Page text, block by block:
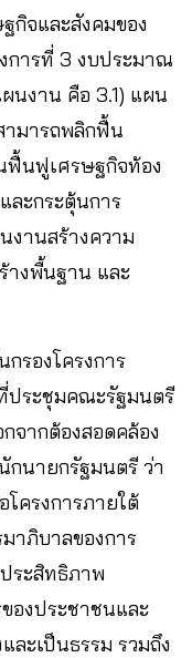
กิจและสังคมของ
การที่ 3 งบประมาณ
นงาน คือ 3.1) แผน
มารถพลิกฟื้น
ฟื้นฟูเศรษฐกิจท้อง
ละกระตุ้นการ
งานสร้างความ
างพื้นฐาน และ
รองโครงการ
ประชุมคณะรัฐมนตรี
จากต้องสอดคล้อง
กนายกรัฐมนตรี ว่า
ครงการภายใต้
าภิบาลของการ
ระสิทธิภาพ
องประชาชนและ
ละเป็นธรรม รวมถึง